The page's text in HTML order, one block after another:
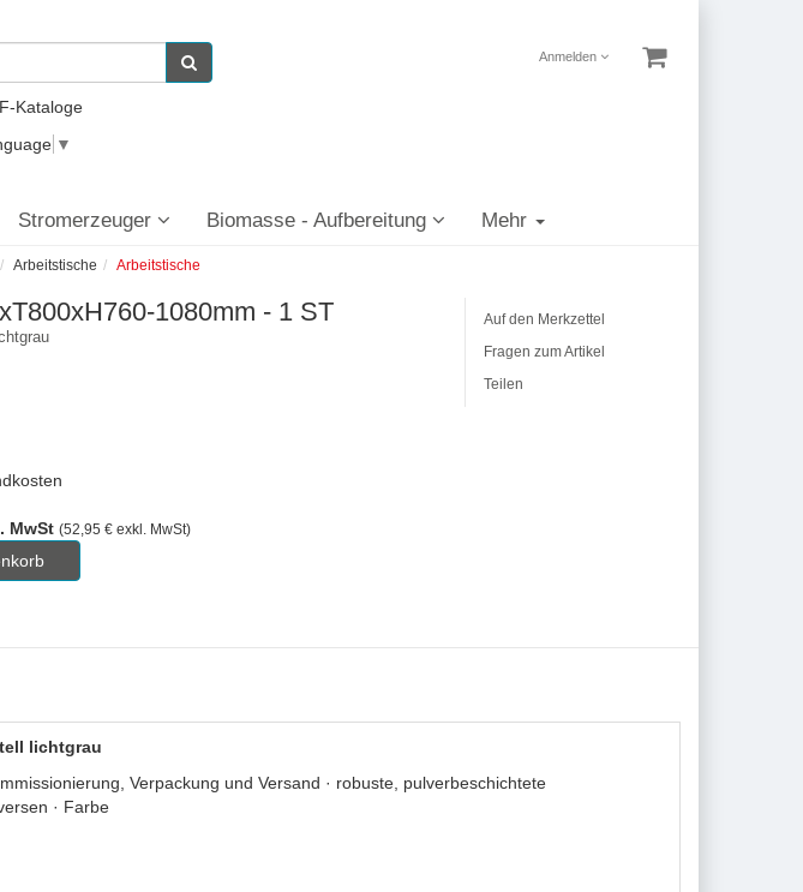
Anmelden
Kataloge
▼
Stromerzeuger Biomasse - Aufbereitung Mehr
Arbeitstische Arbeitstische
1080mm - 1 ST
MwSt (52,95 € exkl. MwSt)
Auf den Merkzettel
Fragen zum Artikel
Teilen
lichtgrau
Verpackung und Versand · robuste, pulverbeschichtete
· Farbe